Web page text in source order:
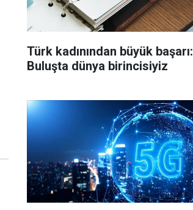
Türk kadınından büyük başarı:
Buluşta dünya birincisiyiz